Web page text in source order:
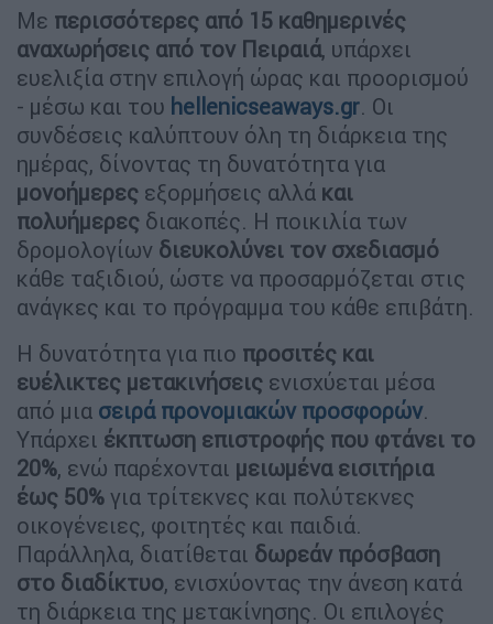
Με περισσότερες από 15 καθημερινές
αναχωρήσεις από τον Πειραιά, υπάρχει
ευελιξία στην επιλογή ώρας και προορισμού
- μέσω και του hellenicseaways.gr. Οι
συνδέσεις καλύπτουν όλη τη διάρκεια της
ημέρας, δίνοντας τη δυνατότητα για
μονοήμερες εξορμήσεις αλλά και
πολυήμερες διακοπές. Η ποικιλία των
δρομολογίων διευκολύνει τον σχεδιασμό
κάθε ταξιδιού, ώστε να προσαρμόζεται στις
ανάγκες και το πρόγραμμα του κάθε επιβάτη.
Η δυνατότητα για πιο προσιτές και
ευέλικτες μετακινήσεις ενισχύεται μέσα
από μια σειρά προνομιακών προσφορών.
Υπάρχει έκπτωση επιστροφής που φτάνει το
20%, ενώ παρέχονται μειωμένα εισιτήρια
έως 50% για τρίτεκνες και πολύτεκνες
οικογένειες, φοιτητές και παιδιά.
Παράλληλα, διατίθεται δωρεάν πρόσβαση
στο διαδίκτυο, ενισχύοντας την άνεση κατά
τη διάρκεια της μετακίνησης. Οι επιλογές